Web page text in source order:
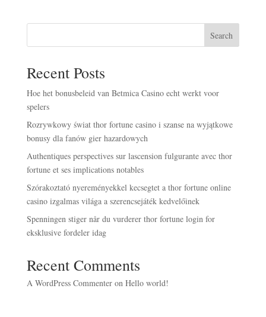
Search
Recent Posts
Hoe het bonusbeleid van Betmica Casino echt werkt voor
spelers
Rozrywkowy świat thor fortune casino i szanse na wyjątkowe
bonusy dla fanów gier hazardowych
Authentiques perspectives sur lascension fulgurante avec thor
fortune et ses implications notables
Szórakoztató nyereményekkel kecsegtet a thor fortune online
casino izgalmas világa a szerencsejáték kedvelőinek
Spenningen stiger når du vurderer thor fortune login for
eksklusive fordeler idag
Recent Comments
A WordPress Commenteron Hello world!